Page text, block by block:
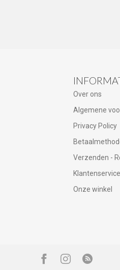
Over ons
Algemene
Privacy Policy
Verzenden -
Klantenservice
Onze winkel